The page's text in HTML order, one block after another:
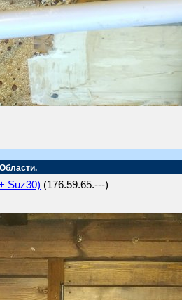
Suz30) (176.59.65.---)